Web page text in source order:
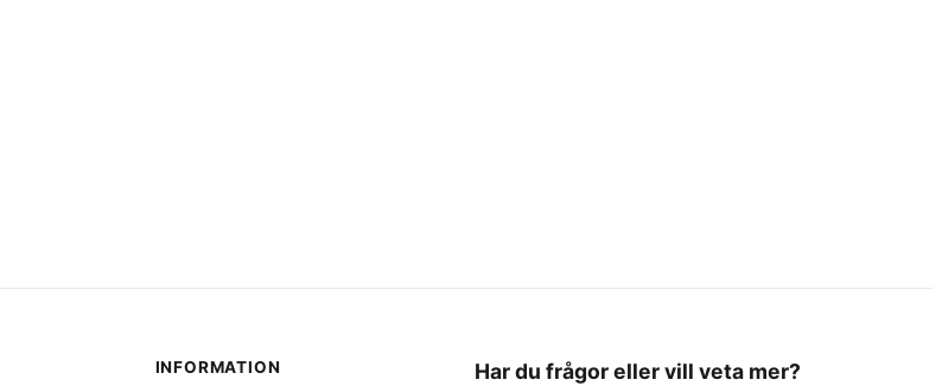
INFORMATION Har du frågor eller vill veta mer?